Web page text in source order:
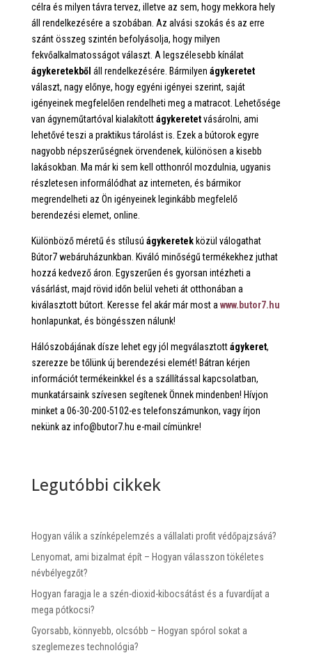
célra és milyen távra tervez, illetve az sem, hogy mekkora hely
áll rendelkezésére a szobában. Az alvási szokás és az erre
szánt összeg szintén befolyásolja, hogy milyen
fekvőalkalmatosságot választ. A legszélesebb kínálat
ágykeretekből áll rendelkezésére. Bármilyen ágykeretet
választ, nagy előnye, hogy egyéni igényei szerint, saját
igényeinek megfelelően rendelheti meg a matracot. Lehetősége
van ágyneműtartóval kialakítottágykeretetvásárolni, ami
lehetővé teszi a praktikus tárolást is. Ezek a bútorok egyre
nagyobb népszerűségnek örvendenek, különösen a kisebb
lakásokban. Ma már ki sem kell otthonról mozdulnia, ugyanis
részletesen informálódhat az interneten, és bármikor
megrendelheti az Ön igényeinek leginkább megfelelő
berendezési elemet, online.
Különböző méretű és stílusú ágykeretekközül válogathat
Bútor7 webáruházunkban. Kiváló minőségű termékekhez juthat
hozzá kedvező áron. Egyszerűen és gyorsan intézheti a
vásárlást, majd rövid időn belül veheti át otthonában a
kiválasztott bútort. Keresse fel akár már most a www.butor7.hu
honlapunkat, és böngésszen nálunk!
Hálószobájának dísze lehet egy jól megválasztottágykeret,
szerezze be tőlünk új berendezési elemét! Bátran kérjen
információt termékeinkkel és a szállítással kapcsolatban,
munkatársaink szívesen segítenek Önnek mindenben! Hívjon
minket a 06-30-200-5102-es telefonszámunkon, vagy írjon
nekünk az info@butor7.hu e-mail címünkre!
Legutóbbi cikkek
Hogyan válik a színképelemzés a vállalati profit védőpajzsává?
Lenyomat, ami bizalmat épít – Hogyan válasszon tökéletes
névbélyegzőt?
Hogyan faragja le a szén-dioxid-kibocsátást és a fuvardíjat a
mega pótkocsi?
Gyorsabb, könnyebb, olcsóbb – Hogyan spórol sokat a
szeglemezes technológia?